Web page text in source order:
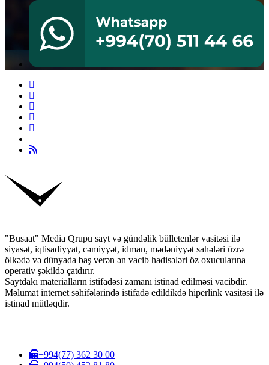
"Busaat" Media Qrupu sayt və gündəlik bülletenlər vasitəsi ilə
siyasət, iqtisadiyyat, cəmiyyət, idman, mədəniyyət sahələri üzrə
ölkədə və dünyada baş verən ən vacib hadisələri öz oxucularına
operativ şəkildə çatdırır.
Saytdakı materialların istifadəsi zamanı istinad edilməsi vacibdir.
Məlumat internet səhifələrində istifadə edildikdə hiperlink vasitəsi ilə
istinad mütləqdir.
+994(77) 362 30 00